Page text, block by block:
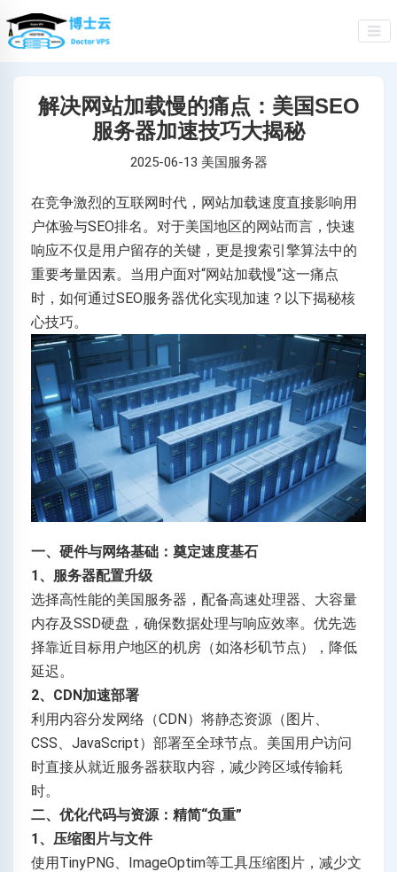
解决网站加载慢的痛点：美国SEO
服务器加速技巧大揭秘
2025-06-13 美国服务器
在竞争激烈的互联网时代，网站加载速度直接影响用
户体验与SEO排名。对于美国地区的网站而言，快速
响应不仅是用户留存的关键，更是搜索引擎算法中的
重要考量因素。当用户面对“网站加载慢”这一痛点
时，如何通过SEO服务器优化实现加速？以下揭秘核
心技巧。
一、硬件与网络基础：奠定速度基石
1、服务器配置升级
选择高性能的美国服务器，配备高速处理器、大容量
内存及SSD硬盘，确保数据处理与响应效率。优先选
择靠近目标用户地区的机房（如洛杉矶节点），降低
延迟。
2、CDN加速部署
利用内容分发网络（CDN）将静态资源（图片、
CSS、JavaScript）部署至全球节点。美国用户访问
时直接从就近服务器获取内容，减少跨区域传输耗
时。
二、优化代码与资源：精简“负重”
1、压缩图片与文件
使用TinyPNG、ImageOptim等工具压缩图片，减少文